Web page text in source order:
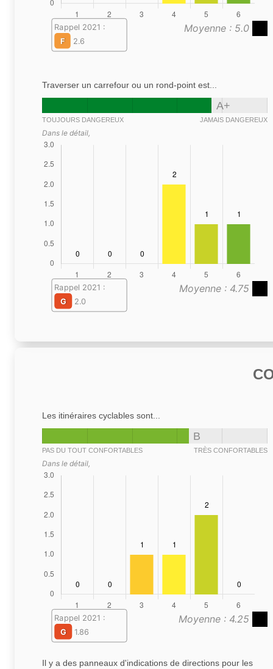
Moyenne : 5.0
Rappel 2021 :
F
2.6
Traverser un carrefour ou un rond-point est...
A+
TOUJOURS DANGEREUX JAMAIS DANGEREUX
Dans le détail,
Moyenne : 4.75
Rappel 2021 :
G
2.0
Les itinéraires cyclables sont...
B
PAS DU TOUT CONFORTABLES TRÈS CONFORTABLES
Dans le détail,
Moyenne : 4.25
Rappel 2021 :
G
1.86
Il y a des panneaux d'indications de directions pour les